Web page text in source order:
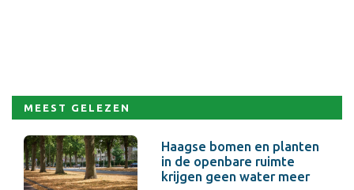
MEEST GELEZEN
Haagse bomen en planten
in de openbare ruimte
krijgen geen water meer